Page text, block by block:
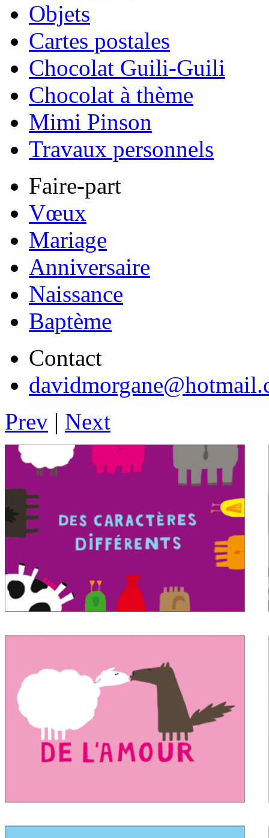
Objets
Cartes postales
Chocolat Guili-Guili
Chocolat à thème
Mimi Pinson
Travaux personnels
Faire-part
Vœux
Mariage
Anniversaire
Naissance
Baptème
Contact
Prev | Next